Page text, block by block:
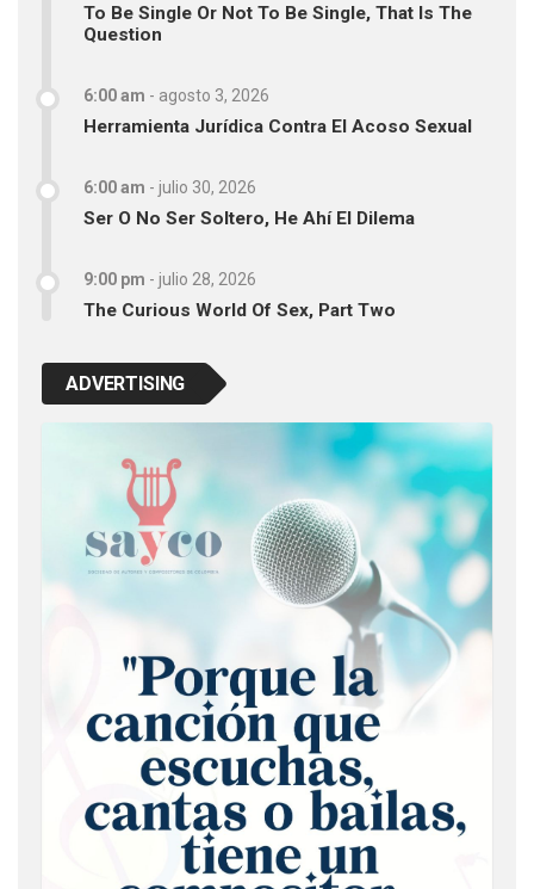
To Be Single Or Not To Be Single, That Is The
Question
6:00 am - agosto 3, 2026
Herramienta Jurídica Contra El Acoso Sexual
6:00 am - julio 30, 2026
Ser O No Ser Soltero, He Ahí El Dilema
9:00 pm - julio 28, 2026
The Curious World Of Sex, Part Two
ADVERTISING